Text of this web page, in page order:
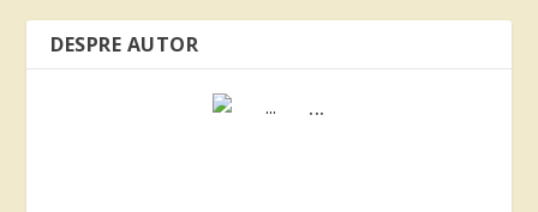
DESPRE AUTOR
...